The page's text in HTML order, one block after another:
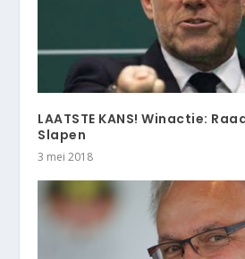
LAATSTE KANS! Winactie:
Slapen
3 mei 2018